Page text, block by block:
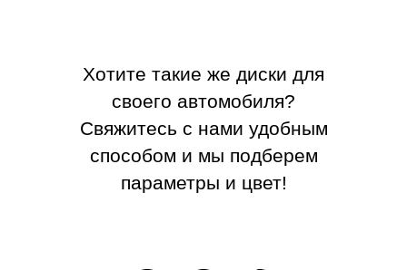
Хотите такие же диски для
своего автомобиля?
Свяжитесь с нами удобным
способом и мы подберем
параметры и цвет!